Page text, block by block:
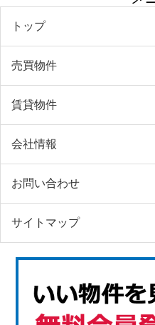
トップ
売買物件
賃貸物件
会社情報
お問い合わせ
サイトマップ